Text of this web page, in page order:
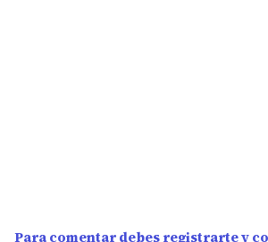
Para comentar debes registrarte y